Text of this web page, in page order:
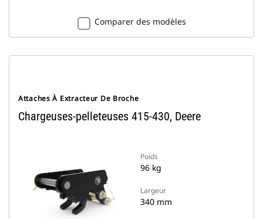
Comparer des modèles
Attaches À Extracteur De Broche
Chargeuses-pelleteuses 415-430, Deere
Poids
96 kg
Largeur
340 mm